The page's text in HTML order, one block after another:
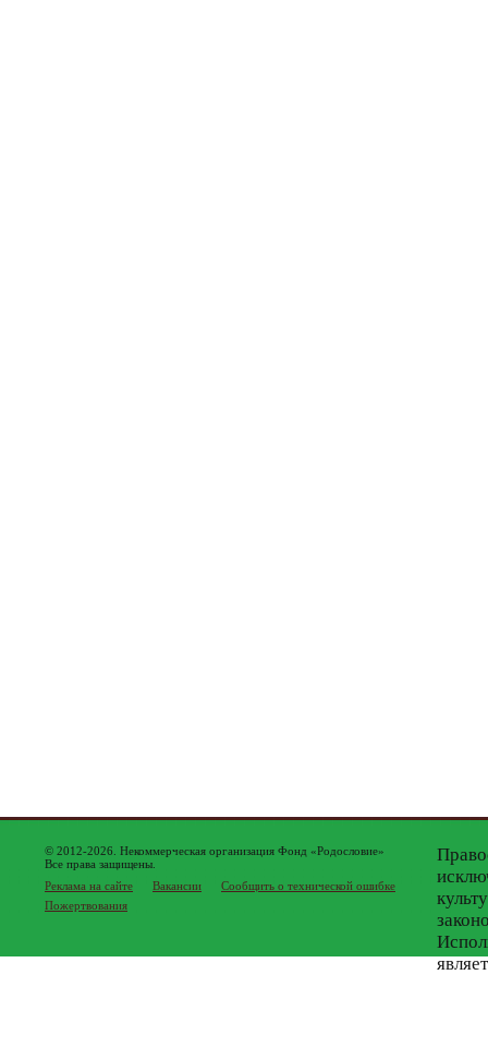
© 2012-2026. Некоммерческая организация Фонд «Родословие»
Все права защищены.
Реклама на сайте
Вакансии
Сообщить о технической ошибке
Пожертвования